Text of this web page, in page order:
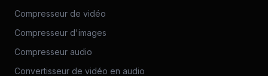
Compresseur de vidéo
Compresseur d'images
Compresseur audio
Convertisseur de vidéo en audio